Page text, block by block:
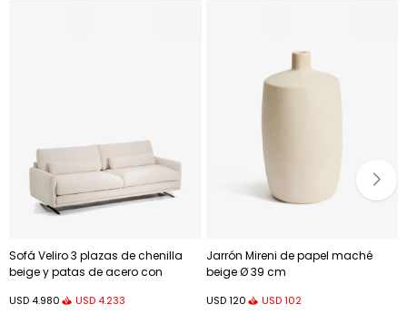
Sofá Veliro 3 plazas de chenilla
beige y patas de acero con
Credit
USD 4.980 USD 4.233
Jarrón Mireni de papel maché
beige Ø 39 cm
USD 120 USD 102